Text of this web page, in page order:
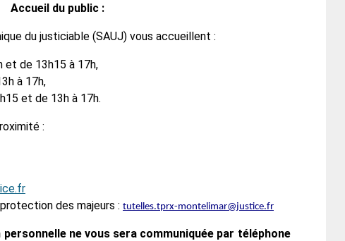
Accueil du public :
du justiciable (SAUJ) vous accueillent :
et de 13h15 à 17h,
à 17h,
et de 13h à 17h.
:
des majeurs : tutelles.tprx-montelimar@justice.fr
ne vous sera communiquée par téléphone